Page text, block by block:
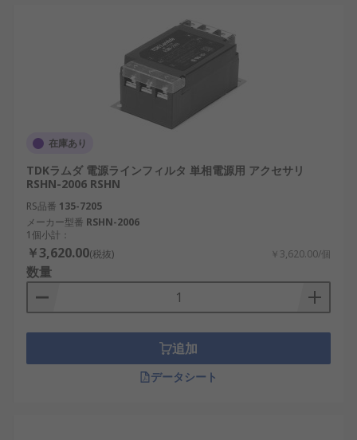
在庫あり
TDKラムダ 電源ラインフィルタ 単相電源用 アクセサリ
RSHN-2006 RSHN
RS品番 135-7205
メーカー型番 RSHN-2006
1個小計：
￥3,620.00(税抜) ￥3,620.00/個
数量
追加
データシート